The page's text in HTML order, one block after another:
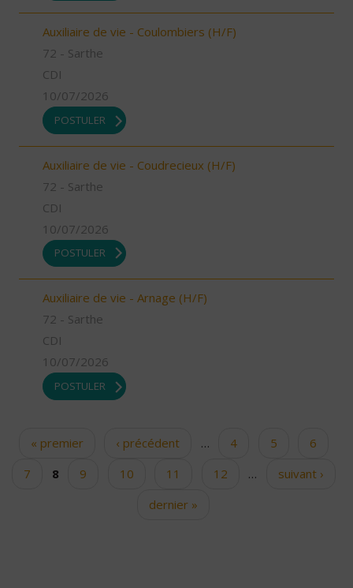
Auxiliaire de vie - Coulombiers (H/F)
72 - Sarthe
CDI
10/07/2026
POSTULER
Auxiliaire de vie - Coudrecieux (H/F)
72 - Sarthe
CDI
10/07/2026
POSTULER
Auxiliaire de vie - Arnage (H/F)
72 - Sarthe
CDI
10/07/2026
POSTULER
Pages« premier ‹ précédent … 4 5
6
7
8 9 10 11 12 …
suivant ›
dernier »